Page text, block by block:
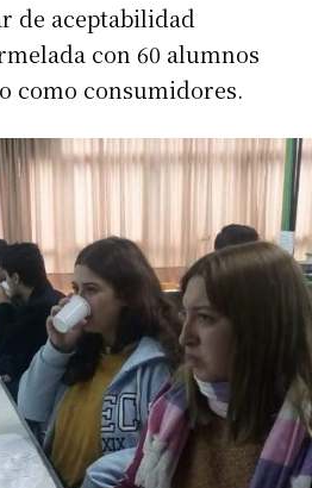
de aceptabilidad
con 60 alumnos
como consumidores.